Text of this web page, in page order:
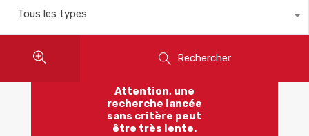
Tous les types
Rechercher
Attention, une
recherche lancée
sans critère peut
être très lente.